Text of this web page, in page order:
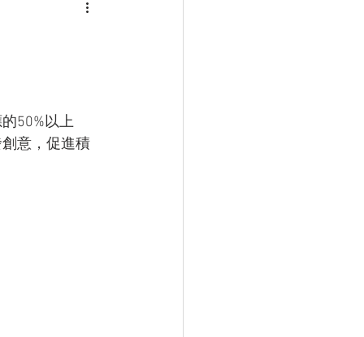
50%以上
意，促進積